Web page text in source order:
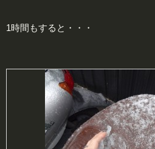
1時間もすると・・・